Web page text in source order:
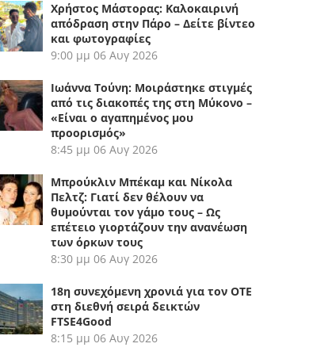
Χρήστος Μάστορας: Καλοκαιρινή
απόδραση στην Πάρο – Δείτε βίντεο
και φωτογραφίες
9:00 μμ 06 Αυγ 2026
Ιωάννα Τούνη: Μοιράστηκε στιγμές
από τις διακοπές της στη Μύκονο –
«Είναι ο αγαπημένος μου
προορισμός»
8:45 μμ 06 Αυγ 2026
Μπρούκλιν Μπέκαμ και Νίκολα
Πελτζ: Γιατί δεν θέλουν να
θυμούνται τον γάμο τους – Ως
επέτειο γιορτάζουν την ανανέωση
των όρκων τους
8:30 μμ 06 Αυγ 2026
18η συνεχόμενη χρονιά για τον ΟΤΕ
στη διεθνή σειρά δεικτών
FTSE4Good
8:15 μμ 06 Αυγ 2026